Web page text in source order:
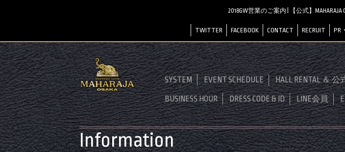
2018GW営業のご案内 | 【公式】
TWITTER FACEBOOK CONTACT RECRUIT PR
SYSTEM EVENT SCHEDULE HALL RENTAL ＆
BUSINESS HOUR DRESS CODE & ID LINE会員
Information